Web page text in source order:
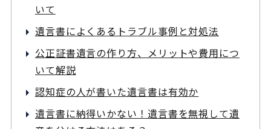
いて
遺言書によくあるトラブル事例と対処法
公正証書遺言の作り方、メリットや費用につ
いて解説
認知症の人が書いた遺言書は有効か
遺言書に納得いかない！遺言書を無視して遺